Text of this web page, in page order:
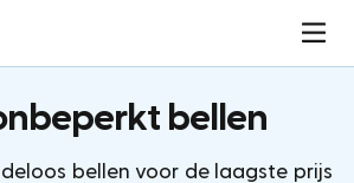
bellen
bellen voor de laagste prijs